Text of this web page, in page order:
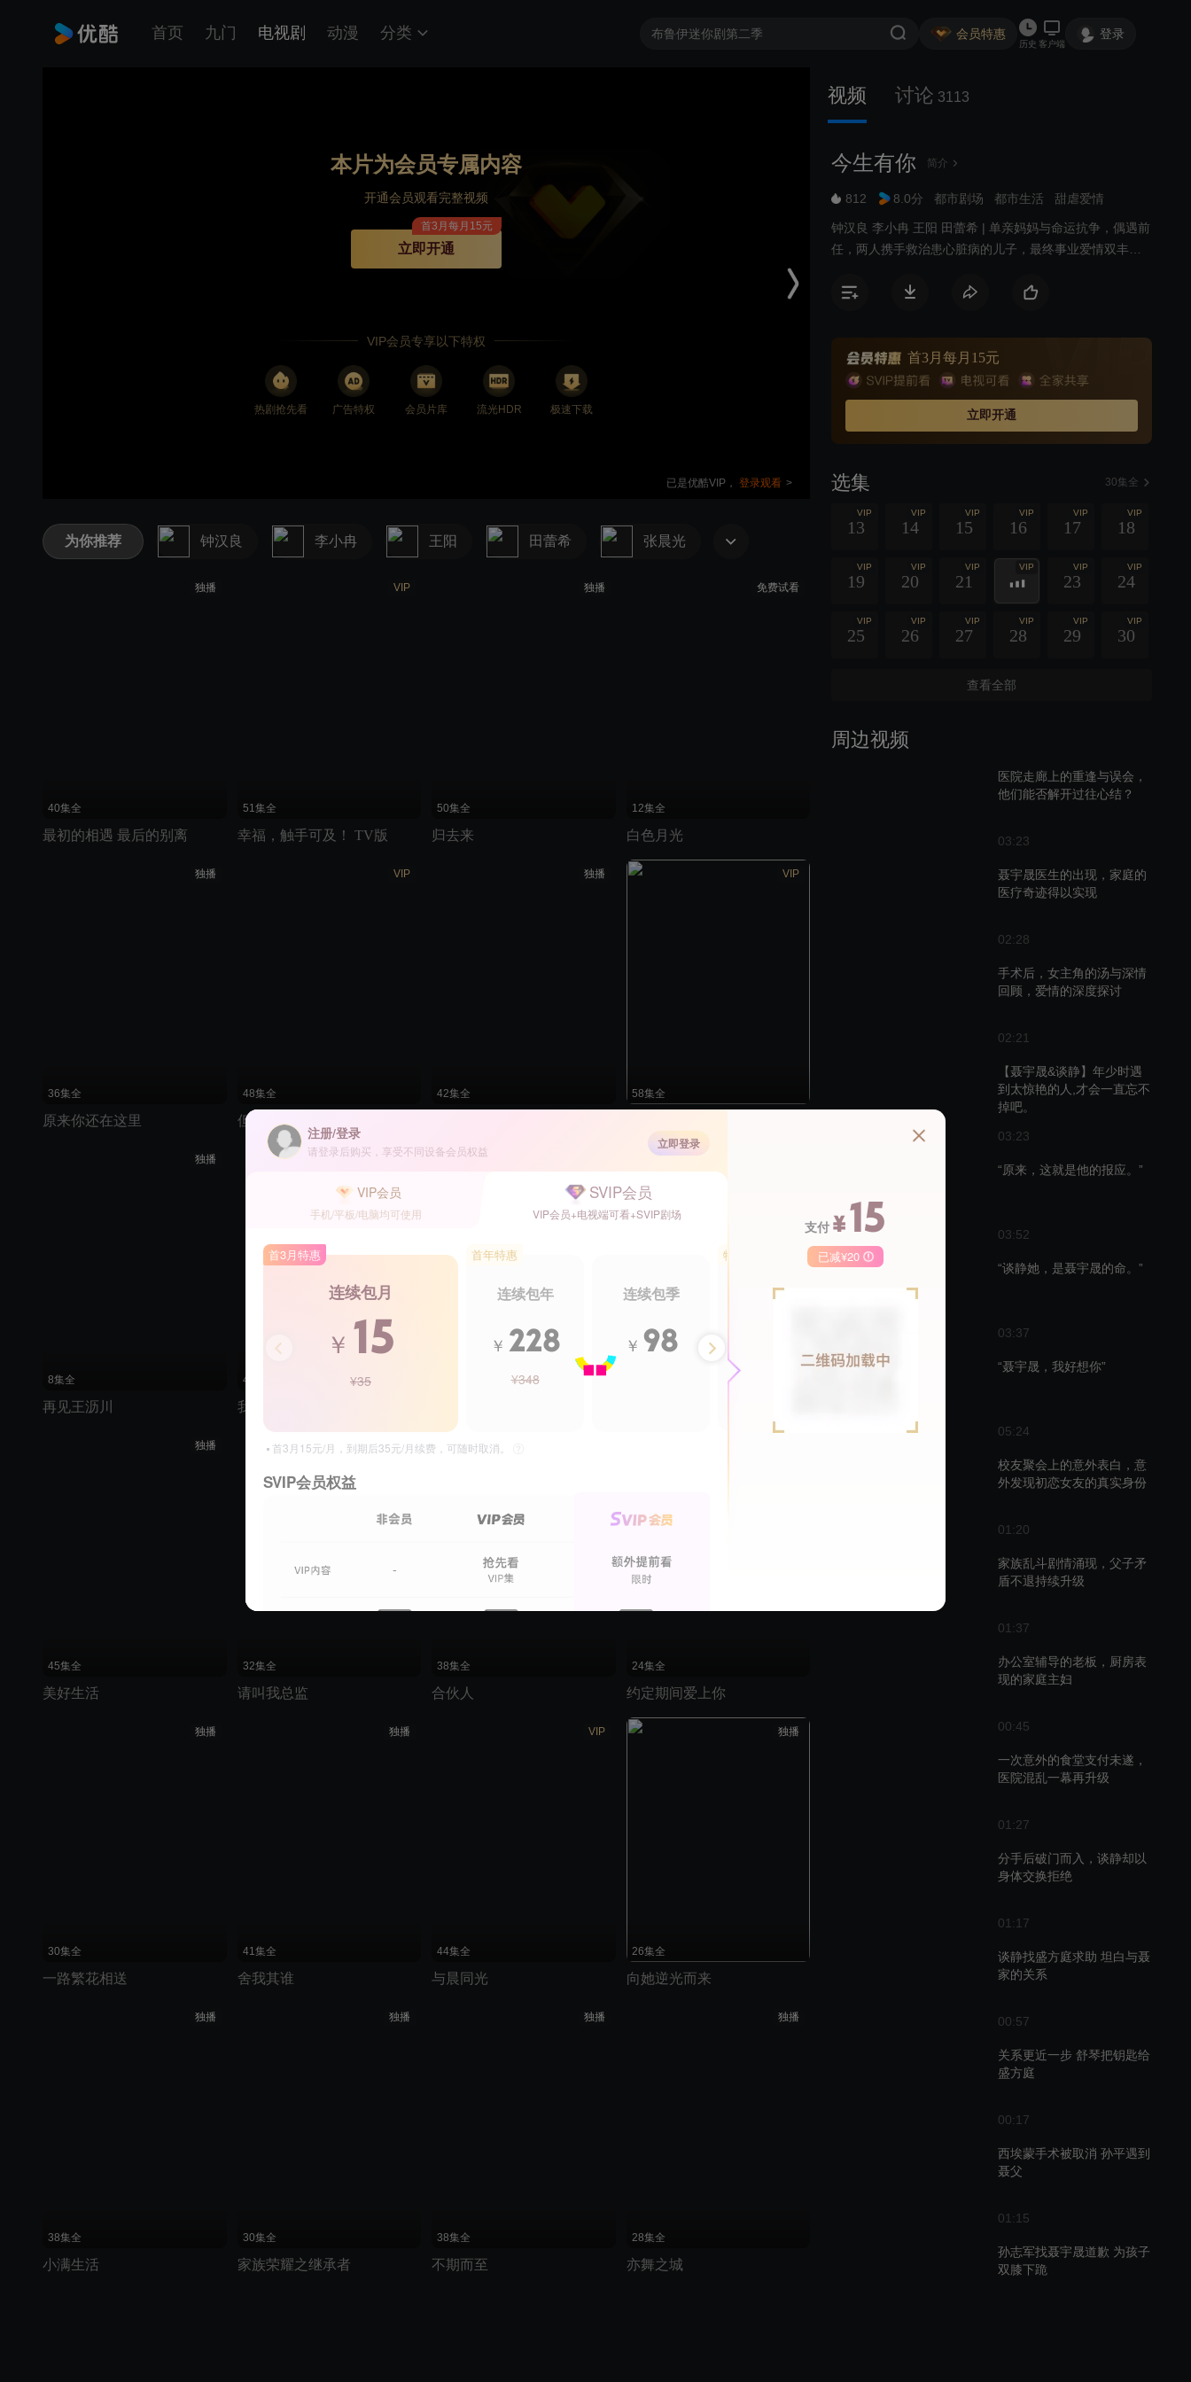
首页 九门 电视剧 动漫 分类 会员特惠
历史 客户端
登录
本片为会员专属内容
开通会员观看完整视频
立即开通
首3月每月15元
VIP会员专享以下特权
热剧抢先看 广告特权 会员片库 流光HDR 极速下载
已是优酷VIP， 登录观看 >
视频 讨论 3113
今生有你 简介
812 8.0分 都市剧场 都市生活 甜虐爱情
钟汉良 李小冉 王阳 田蕾希 | 单亲妈妈与命运抗争，偶遇前
任，两人携手救治患心脏病的儿子，最终事业爱情双丰
首3月每月15元
立即开通
选集 30集全
VIP
13
VIP
14
VIP
15
VIP
16
VIP
17
VIP
18
VIP
19
VIP
20
VIP
21
VIP VIP
23
VIP
24
VIP
25
VIP
26
VIP
27
VIP
28
VIP
29
VIP
30
查看全部
周边视频
医院走廊上的重逢与误会，
他们能否解开过往心结？
03:23
聂宇晟医生的出现，家庭的
医疗奇迹得以实现
02:28
手术后，女主角的汤与深情
回顾，爱情的深度探讨
02:21
【聂宇晟&谈静】年少时遇
到太惊艳的人,才会一直忘不
掉吧。
03:23
“原来，这就是他的报应。”
03:52
“谈静她，是聂宇晟的命。”
03:37
“聂宇晟，我好想你”
05:24
校友聚会上的意外表白，意
外发现初恋女友的真实身份
01:20
家族乱斗剧情涌现，父子矛
盾不退持续升级
01:37
办公室辅导的老板，厨房表
现的家庭主妇
00:45
一次意外的食堂支付未遂，
医院混乱一幕再升级
01:27
分手后破门而入，谈静却以
身体交换拒绝
01:17
谈静找盛方庭求助 坦白与聂
家的关系
00:57
关系更近一步 舒琴把钥匙给
盛方庭
00:17
西埃蒙手术被取消 孙平遇到
聂父
01:15
孙志军找聂宇晟道歉 为孩子
双膝下跪
为你推荐 钟汉良 李小冉 王阳 田蕾希 张晨光
独播
40集全
最初的相遇 最后的别离
VIP
51集全
幸福，触手可及！ TV版
独播
50集全
归去来
免费试看
12集全
白色月光
独播
36集全
原来你还在这里
VIP
48集全
但愿人长久
独播
42集全
VIP
58集全
独播
8集全
再见王沥川
VIP
46集全
我在北京等你
独播
45集全
美好生活
独播
32集全
请叫我总监
38集全
合伙人
24集全
约定期间爱上你
独播
30集全
一路繁花相送
独播
41集全
舍我其谁
VIP
44集全
与晨同光
独播
26集全
向她逆光而来
独播
38集全
小满生活
独播
30集全
家族荣耀之继承者
独播
38集全
不期而至
独播
28集全
亦舞之城
注册/登录
请登录后购买，享受不同设备会员权益 立即登录
VIP会员
手机/平板/电脑均可使用
SVIP会员
VIP会员+电视端可看+SVIP剧场
首3月特惠
连续包月
￥ 15
¥35
首年特惠
连续包年
￥ 228
¥348
连续包季
￥ 98
特惠5.5折
年卡 季卡
50
首3月15元/月，到期后35元/月续费，可随时取消。
SVIP会员权益
支付 ¥15
已减¥20